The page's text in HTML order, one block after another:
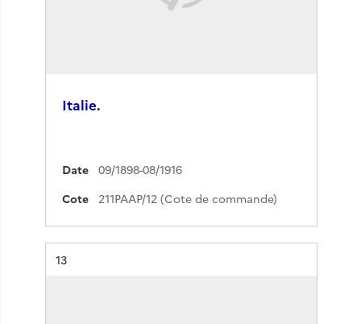
Italie.
Date
09/1898-08/1916
Cote
211PAAP/12 (Cote de commande)
Résultat n°
13